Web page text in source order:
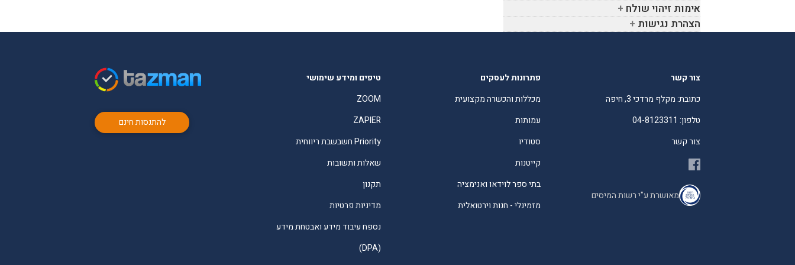
אימות זיהוי שולח
הצהרת נגישות
צור קשר
כתובת: מקלף מרדכי 3, חיפה
טלפון: 04-8123311
צור קשר
מאושרת ע"י רשות המיסים
פתרונות לעסקים
מכללות והכשרה מקצועית
עמותות
סטודיו
קייטנות
בתי ספר לוידאו ואנימציה
מזמינלי - חנות וירטואלית
טיפים ומידע שימושי
ZOOM
ZAPIER
Priority חשבשבת ריווחית
שאלות ותשובות
תקנון
מדיניות פרטיות
נספח עיבוד מידע ואבטחת מידע
(DPA)
להתנסות חינם